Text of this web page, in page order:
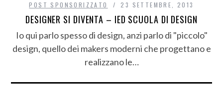
POST SPONSORIZZATO 23 SETTEMBRE, 2013
DESIGNER SI DIVENTA – IED SCUOLA DI DESIGN
Io qui parlo spesso di design, anzi parlo di "piccolo"
design, quello dei makers moderni che progettano e
realizzano le…